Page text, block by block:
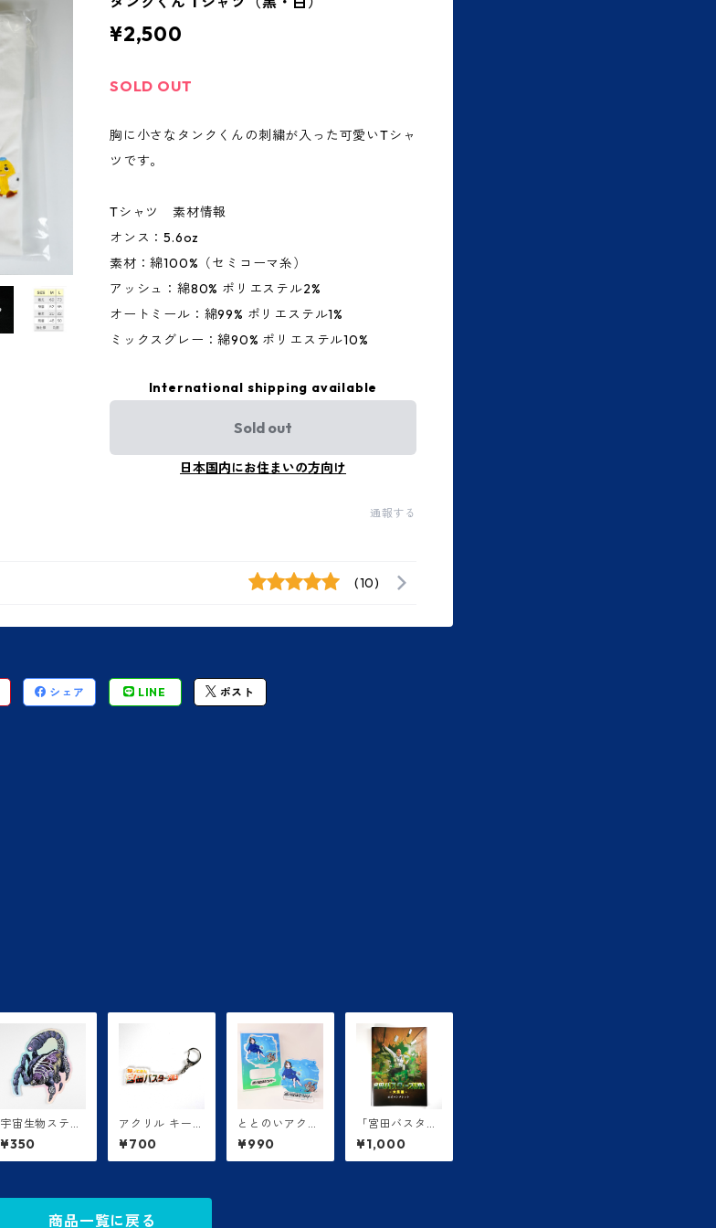
¥2,500
SOLD OUT
胸に小さなタンクくんの刺繍が入った可愛いTシャ
ツです。
Tシャツ 素材情報
オンス：5.6oz
素材：綿100%（セミコーマ糸）
アッシュ：綿80% ポリエステル2%
オートミール：綿99% ポリエステル1%
ミックスグレー：綿90% ポリエステル10%
International shipping available
Sold out
日本国内にお住まいの方向け
通報する
(10)
シェア LINE ポスト
宇宙生物ステッ
カー
¥350
アクリル キーホ
ルダー
¥700
ととのいアクリ
ルスタンド
¥990
「宮田バスター
ズ(株)」公式パ
ンフレット
¥1,000
商品一覧に戻る